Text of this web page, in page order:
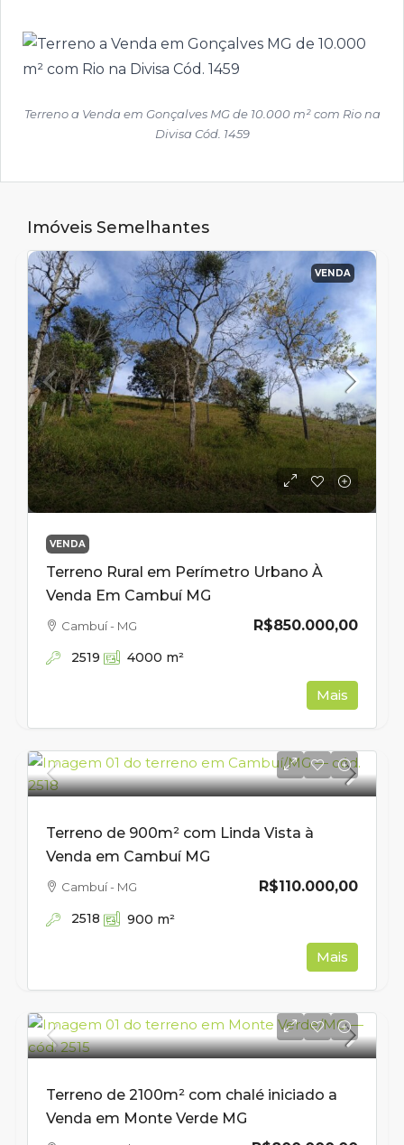
Terreno a Venda em Gonçalves MG de 10.000 m² com Rio na
Divisa Cód. 1459
Imóveis Semelhantes
VENDA
VENDA
Terreno Rural em Perímetro Urbano À
Venda Em Cambuí MG
R$850.000,00
Cambuí - MG
2519 4000 m²
Mais
Terreno de 900m² com Linda Vista à
Venda em Cambuí MG
R$110.000,00
Cambuí - MG
2518 900 m²
Mais
Terreno de 2100m² com chalé iniciado a
Venda em Monte Verde MG